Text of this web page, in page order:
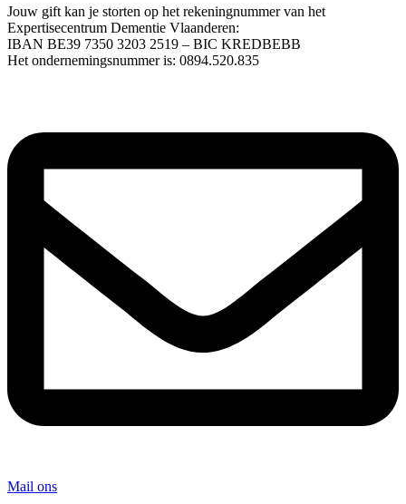
Jouw gift kan je storten op het rekeningnummer van het
Expertisecentrum Dementie Vlaanderen:
IBAN BE39 7350 3203 2519 – BIC KREDBEBB
Het ondernemingsnummer is: 0894.520.835
Mail ons